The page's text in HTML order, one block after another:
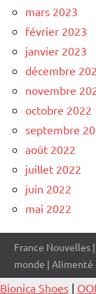
mars 2023
février 2023
janvier 2023
décembre
novembre
octobre 2022
septembre
août 2022
juillet 2022
juin 2022
mai 2022
France Nouvelles
monde | Alimenté
Bionica Shoes |